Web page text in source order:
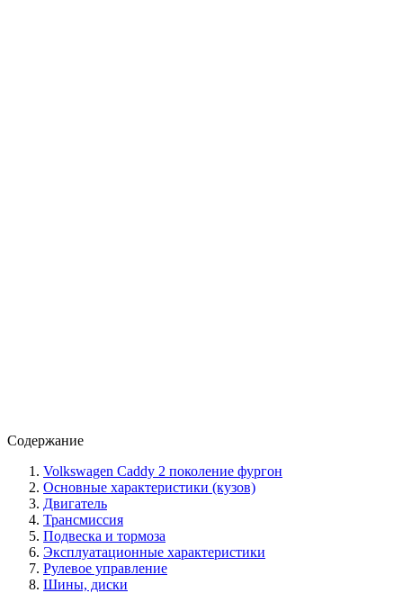
Содержание
Volkswagen Caddy 2 поколение фургон
Основные характеристики (кузов)
Двигатель
Трансмиссия
Подвеска и тормоза
Эксплуатационные характеристики
Рулевое управление
Шины, диски